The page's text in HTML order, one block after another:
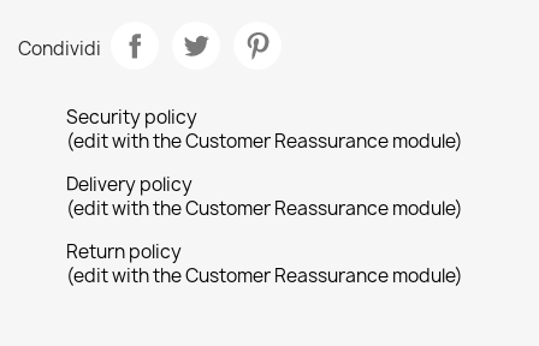
Condividi
Security policy
(edit with the Customer Reassurance module)
Delivery policy
(edit with the Customer Reassurance module)
Return policy
(edit with the Customer Reassurance module)